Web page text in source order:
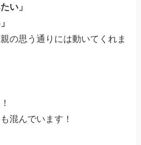
い」
の思う通りには動いてくれま
混んでいます！